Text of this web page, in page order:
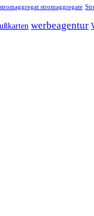
stromaggregat stromaggregate
werbeagentur